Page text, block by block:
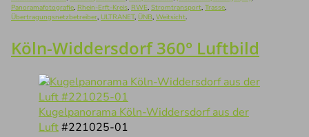
Panoramafotografie, Rhein-Erft-Kreis, RWE, Stromtransport, Trasse,
Übertragungsnetzbetreiber, ULTRANET, ÜNB, Weitsicht.
Köln-Widdersdorf 360° Luftbild
Kugelpanorama Köln-Widdersdorf aus der
Luft#221025-01